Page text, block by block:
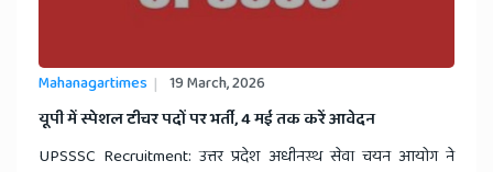
Mahanagartimes 19 March, 2026
​यूपी में स्पेशल टीचर पदों पर भर्ती, 4 मई तक करें आवेदन
UPSSSC Recruitment: उत्तर प्रदेश अधीनस्थ सेवा चयन आयोग ने